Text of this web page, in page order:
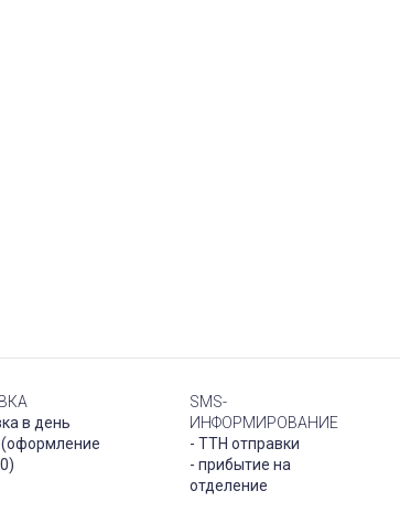
в день
(оформление
SMS-
ИНФОРМИРОВАНИЕ
- ТТН отправки
- прибытие на
отделение